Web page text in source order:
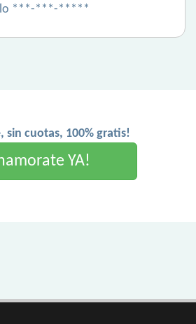
***-***-*****
sin cuotas, 100% gratis!
YA!